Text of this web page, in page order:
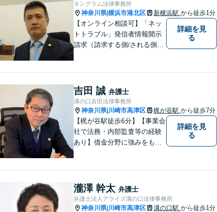
タングラム法律事務所
神奈川県|横浜市港北区 新横浜駅 から徒歩1分
【オンライン相談可】「ネッ
トトラブル」発信者情報開示
請求（請求する側/される側）
より最善の解決へ導きます。
遠方で来所困難な方もお気軽
にご相談ください。
詳細を見
る
吉田 誠 弁護士
溝の口吉田法律事務所
神奈川県| 川崎市高津区 梶が谷駅 から徒歩7分
【梶が谷駅徒歩6分】【事業会
社で法務・内部監査等の経験
あり】借金分野に強みをも
作りに尽力しています。【初
回無料相談】【東京・神奈川
エリア】
詳細を見
る
瀧澤 幹太 弁護士
弁護士法人アライズ溝の口法律事務所
神奈川県| 川崎市高津区 溝の口駅 から徒歩1分